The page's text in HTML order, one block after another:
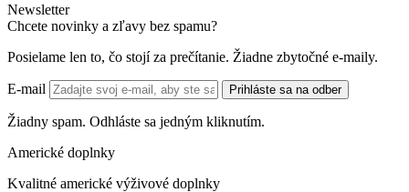
Newsletter
Chcete novinky a zľavy bez spamu?
Posielame len to, čo stojí za prečítanie. Žiadne zbytočné e-maily.
E-mail Prihláste sa na odber
Žiadny spam. Odhláste sa jedným kliknutím.
Americké doplnky
Kvalitné americké výživové doplnky